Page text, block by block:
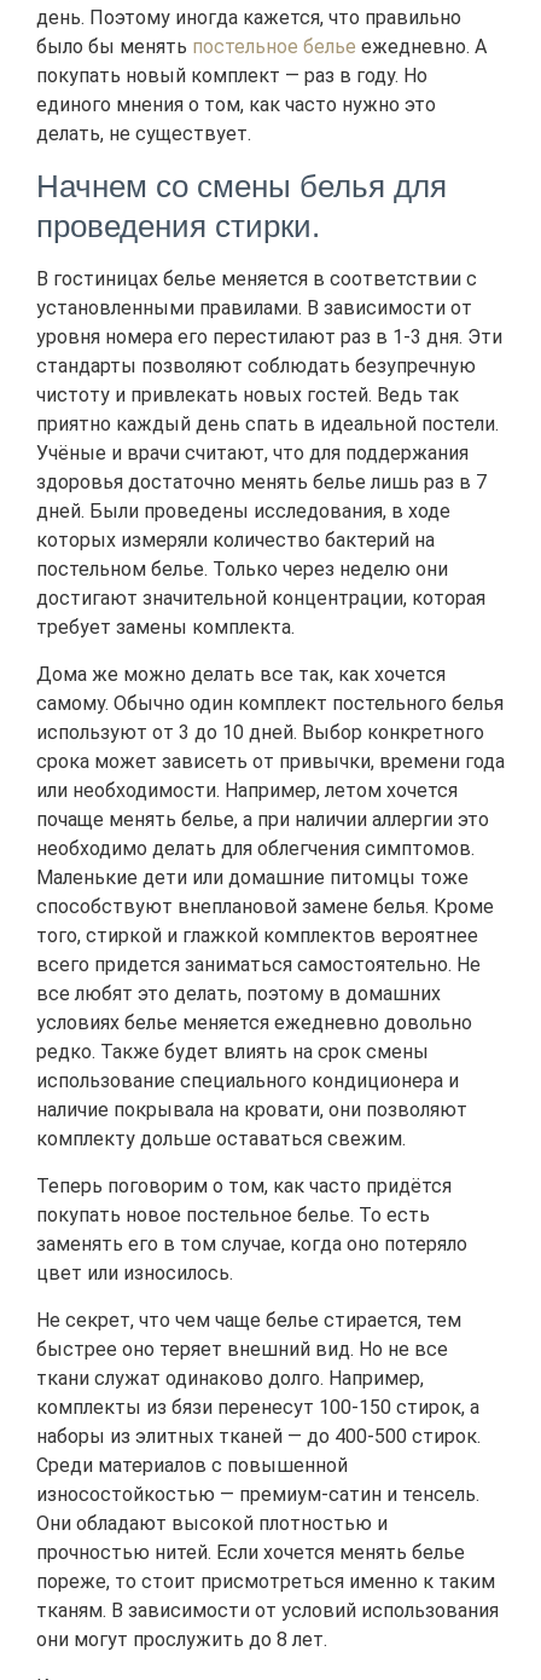
день. Поэтому иногда кажется, что правильно
было бы менять постельное белье ежедневно. А
покупать новый комплект — раз в году. Но
единого мнения о том, как часто нужно это
делать, не существует.
Начнем со смены белья для
проведения стирки.
В гостиницах белье меняется в соответствии с
установленными правилами. В зависимости от
уровня номера его перестилают раз в 1-3 дня. Эти
стандарты позволяют соблюдать безупречную
чистоту и привлекать новых гостей. Ведь так
приятно каждый день спать в идеальной постели.
Учёные и врачи считают, что для поддержания
здоровья достаточно менять белье лишь раз в 7
дней. Были проведены исследования, в ходе
которых измеряли количество бактерий на
постельном белье. Только через неделю они
достигают значительной концентрации, которая
требует замены комплекта.
Дома же можно делать все так, как хочется
самому. Обычно один комплект постельного белья
используют от 3 до 10 дней. Выбор конкретного
срока может зависеть от привычки, времени года
или необходимости. Например, летом хочется
почаще менять белье, а при наличии аллергии это
необходимо делать для облегчения симптомов.
Маленькие дети или домашние питомцы тоже
способствуют внеплановой замене белья. Кроме
того, стиркой и глажкой комплектов вероятнее
всего придется заниматься самостоятельно. Не
все любят это делать, поэтому в домашних
условиях белье меняется ежедневно довольно
редко. Также будет влиять на срок смены
использование специального кондиционера и
наличие покрывала на кровати, они позволяют
комплекту дольше оставаться свежим.
Теперь поговорим о том, как часто придётся
покупать новое постельное белье. То есть
заменять его в том случае, когда оно потеряло
цвет или износилось.
Не секрет, что чем чаще белье стирается, тем
быстрее оно теряет внешний вид. Но не все
ткани служат одинаково долго. Например,
комплекты из бязи перенесут 100-150 стирок, а
наборы из элитных тканей — до 400-500 стирок.
Среди материалов с повышенной
износостойкостью — премиум-сатин и тенсель.
Они обладают высокой плотностью и
прочностью нитей. Если хочется менять белье
пореже, то стоит присмотреться именно к таким
тканям. В зависимости от условий использования
они могут прослужить до 8 лет.